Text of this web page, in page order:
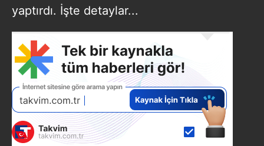
yaptırdı. İşte detaylar...